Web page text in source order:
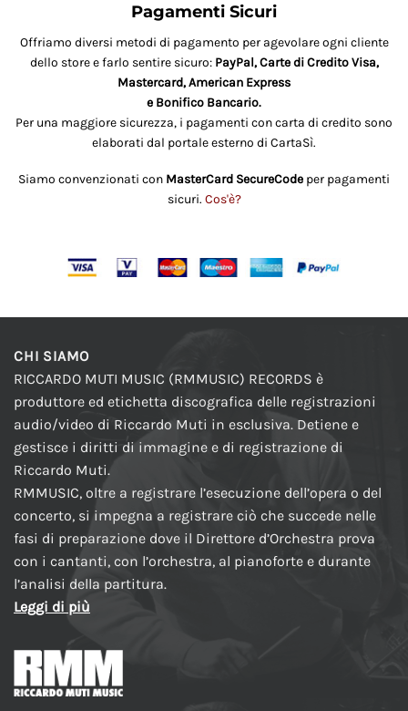
Pagamenti Sicuri
Offriamo diversi metodi di pagamento per agevolare ogni cliente
dello store e farlo sentire sicuro: PayPal, Carte di Credito Visa,
Mastercard, American Express
e Bonifico Bancario.
Per una maggiore sicurezza, i pagamenti con carta di credito sono
elaborati dal portale esterno di CartaSì.
Siamo convenzionati con MasterCard SecureCode per pagamenti
sicuri. Cos'è?
CHI SIAMO
RICCARDO MUTI MUSIC (RMMUSIC) RECORDS è
produttore ed etichetta discografica delle registrazioni
audio/video di Riccardo Muti in esclusiva. Detiene e
gestisce i diritti di immagine e di registrazione di
Riccardo Muti.
RMMUSIC, oltre a registrare l’esecuzione dell’opera o del
concerto, si impegna a registrare ciò che succede nelle
fasi di preparazione dove il Direttore d’Orchestra prova
con i cantanti, con l’orchestra, al pianoforte e durante
l’analisi della partitura.
Leggi di più